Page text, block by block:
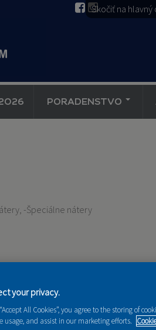
Skočiť na hlavný
PORADENSTVO
-Špeciálne nátery
your privacy.
All Cookies”, you agree to the storing of
usage, and assist in our marketing efforts.